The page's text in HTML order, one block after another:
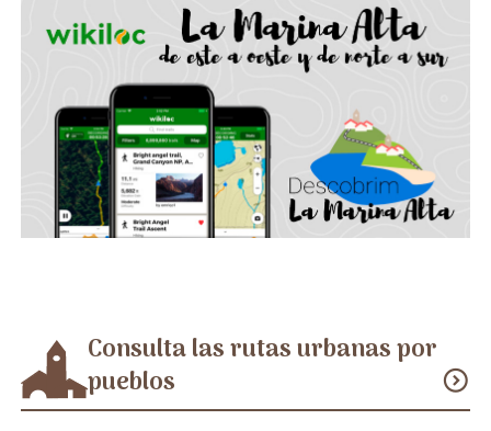
Consulta las rutas urbanas por
pueblos
expand_circle_down